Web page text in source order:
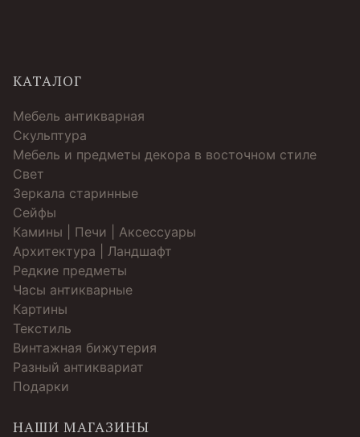
КАТАЛОГ
Мебель антикварная
Скульптура
Мебель и предметы декора в восточном стиле
Свет
Зеркала старинные
Cейфы
Камины | Печи | Аксессуары
Архитектура | Ландшафт
Редкие предметы
Часы антикварные
Картины
Текстиль
Винтажная бижутерия
Разный антиквариат
Подарки
НАШИ МАГАЗИНЫ